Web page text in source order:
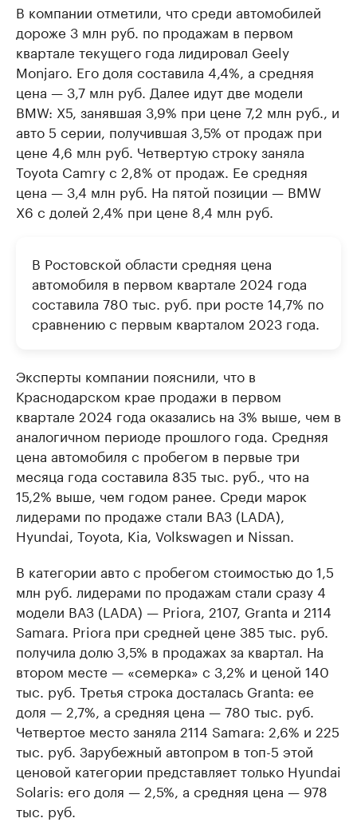
В компании отметили, что среди автомобилей
дороже 3 млн руб. по продажам в первом
квартале текущего года лидировал Geely
Monjaro. Его доля составила 4,4%, а средняя
цена — 3,7 млн руб. Далее идут две модели
BMW: X5, занявшая 3,9% при цене 7,2 млн руб., и
авто 5 серии, получившая 3,5% от продаж при
цене 4,6 млн руб. Четвертую строку заняла
Toyota Camry с 2,8% от продаж. Ее средняя
цена — 3,4 млн руб. На пятой позиции — BMW
X6 с долей 2,4% при цене 8,4 млн руб.
В Ростовской области средняя цена
автомобиля в первом квартале 2024 года
составила 780 тыс. руб. при росте 14,7% по
сравнению с первым кварталом 2023 года.
Эксперты компании пояснили, что в
Краснодарском крае продажи в первом
квартале 2024 года оказались на 3% выше, чем в
аналогичном периоде прошлого года. Средняя
цена автомобиля с пробегом в первые три
месяца года составила 835 тыс. руб., что на
15,2% выше, чем годом ранее. Среди марок
лидерами по продаже стали ВАЗ (LADA),
Hyundai, Toyota, Kia, Volkswagen и Nissan.
В категории авто с пробегом стоимостью до 1,5
млн руб. лидерами по продажам стали сразу 4
модели ВАЗ (LADA) — Priora, 2107, Granta и 2114
Samara. Priora при средней цене 385 тыс. руб.
получила долю 3,5% в продажах за квартал. На
втором месте — «семерка» с 3,2% и ценой 140
тыс. руб. Третья строка досталась Granta: ее
доля — 2,7%, а средняя цена — 780 тыс. руб.
Четвертое место заняла 2114 Samara: 2,6% и 225
тыс. руб. Зарубежный автопром в топ-5 этой
ценовой категории представляет только Hyundai
Solaris: его доля — 2,5%, а средняя цена — 978
тыс. руб.